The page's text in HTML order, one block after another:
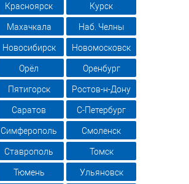
Красноярск Курск
Махачкала Наб. Челны
Новосибирск Новомосковск
Орёл Оренбург
Пятигорск Ростов-н-Дону
Саратов С-Петербург
Симферополь Смоленск
Ставрополь Томск
Тюмень Ульяновск